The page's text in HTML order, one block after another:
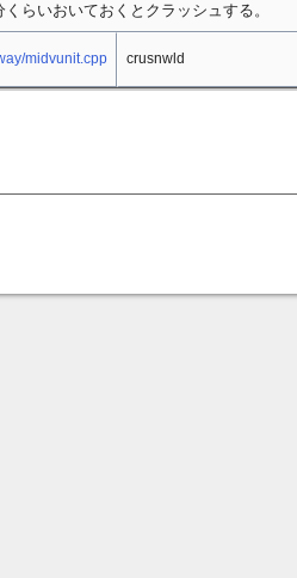
らいおいておくとクラッシュする。
midvunit.cpp crusnwld